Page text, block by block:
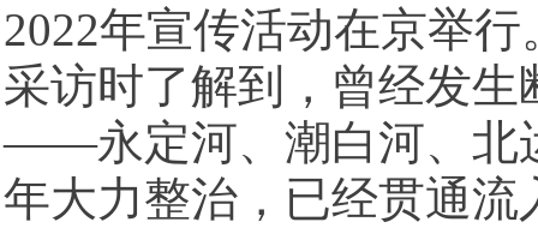
2022年宣传活动在京举
采访时了解到，曾经发
——永定河、潮白河、北
年大力整治，已经贯通